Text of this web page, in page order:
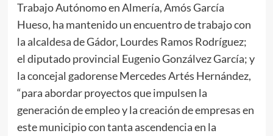
Trabajo Autónomo en Almería, Amós García
Hueso, ha mantenido un encuentro de trabajo con
la alcaldesa de Gádor, Lourdes Ramos Rodríguez;
el diputado provincial Eugenio Gonzálvez García; y
la concejal gadorense Mercedes Artés Hernández,
“para abordar proyectos que impulsen la
generación de empleo y la creación de empresas en
este municipio con tanta ascendencia en la